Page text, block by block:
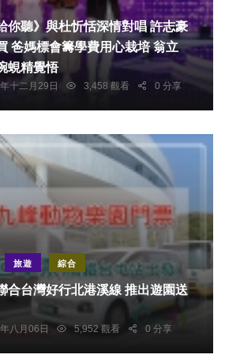
聽》與杜忻恬深情對唱 許志豪
立
蜆精覺悟
十二月29日 3,458 觀看 0 分享
旅遊 綜合
合台灣好行北港溪線 推出遊園送
八月06日 5,952 觀看 0 分享